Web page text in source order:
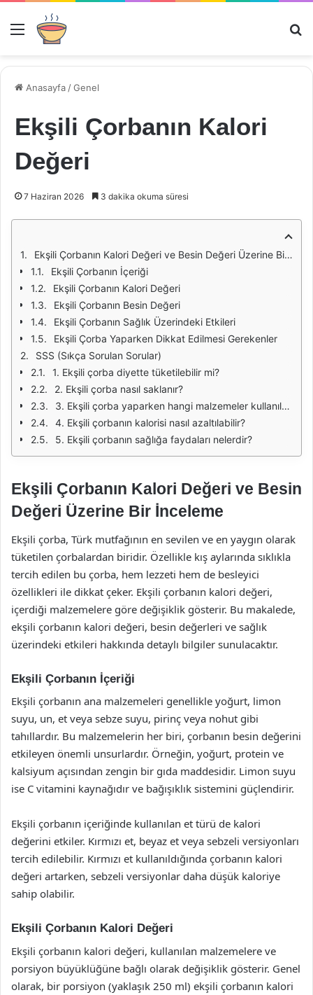
Menü
Anasayfa /Genel
Ekşili Çorbanın Kalori
Değeri
7 Haziran 2026 3 dakika okuma süresi
Ekşili Çorbanın Kalori Değeri ve Besin Değeri Üzerine Bir İnceleme
Ekşili Çorbanın İçeriği
Ekşili Çorbanın Kalori Değeri
Ekşili Çorbanın Besin Değeri
Ekşili Çorbanın Sağlık Üzerindeki Etkileri
Ekşili Çorba Yaparken Dikkat Edilmesi Gerekenler
SSS (Sıkça Sorulan Sorular)
1. Ekşili çorba diyette tüketilebilir mi?
2. Ekşili çorba nasıl saklanır?
3. Ekşili çorba yaparken hangi malzemeler kullanılabilir?
4. Ekşili çorbanın kalorisi nasıl azaltılabilir?
5. Ekşili çorbanın sağlığa faydaları nelerdir?
Ekşili Çorbanın Kalori Değeri ve Besin
Değeri Üzerine Bir İnceleme
Ekşili çorba, Türk mutfağının en sevilen ve en yaygın olarak
tüketilen çorbalardan biridir. Özellikle kış aylarında sıklıkla
tercih edilen bu çorba, hem lezzeti hem de besleyici
özellikleri ile dikkat çeker. Ekşili çorbanın kalori değeri,
içerdiği malzemelere göre değişiklik gösterir. Bu makalede,
ekşili çorbanın kalori değeri, besin değerleri ve sağlık
üzerindeki etkileri hakkında detaylı bilgiler sunulacaktır.
Ekşili Çorbanın İçeriği
Ekşili çorbanın ana malzemeleri genellikle yoğurt, limon
suyu, un, et veya sebze suyu, pirinç veya nohut gibi
tahıllardır. Bu malzemelerin her biri, çorbanın besin değerini
etkileyen önemli unsurlardır. Örneğin, yoğurt, protein ve
kalsiyum açısından zengin bir gıda maddesidir. Limon suyu
ise C vitamini kaynağıdır ve bağışıklık sistemini güçlendirir.
Ekşili çorbanın içeriğinde kullanılan et türü de kalori
değerini etkiler. Kırmızı et, beyaz et veya sebzeli versiyonları
tercih edilebilir. Kırmızı et kullanıldığında çorbanın kalori
değeri artarken, sebzeli versiyonlar daha düşük kaloriye
sahip olabilir.
Ekşili Çorbanın Kalori Değeri
Ekşili çorbanın kalori değeri, kullanılan malzemelere ve
porsiyon büyüklüğüne bağlı olarak değişiklik gösterir. Genel
olarak, bir porsiyon (yaklaşık 250 ml) ekşili çorbanın kalori